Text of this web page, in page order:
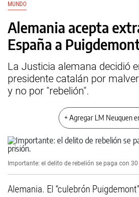
MUNDO
Alemania acepta
España a
La Justicia alemana decidió
presidente catalán por
y no por "rebelión".
+ Agregar LM Neuquen
Importante: el delito de rebelión se paga con
Alemania. El “culebrón